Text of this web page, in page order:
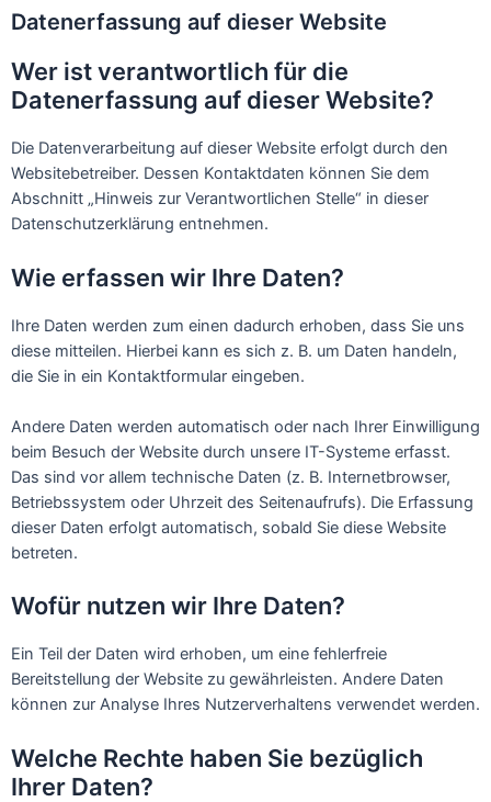
Datenerfassung auf dieser Website
Wer ist verantwortlich für die
Datenerfassung auf dieser Website?
Die Datenverarbeitung auf dieser Website erfolgt durch den
Websitebetreiber. Dessen Kontaktdaten können Sie dem
Abschnitt „Hinweis zur Verantwortlichen Stelle“ in dieser
Datenschutzerklärung entnehmen.
Wie erfassen wir Ihre Daten?
Ihre Daten werden zum einen dadurch erhoben, dass Sie uns
diese mitteilen. Hierbei kann es sich z. B. um Daten handeln,
die Sie in ein Kontaktformular eingeben.
Andere Daten werden automatisch oder nach Ihrer Einwilligung
beim Besuch der Website durch unsere IT-Systeme erfasst.
Das sind vor allem technische Daten (z. B. Internetbrowser,
Betriebssystem oder Uhrzeit des Seitenaufrufs). Die Erfassung
dieser Daten erfolgt automatisch, sobald Sie diese Website
betreten.
Wofür nutzen wir Ihre Daten?
Ein Teil der Daten wird erhoben, um eine fehlerfreie
Bereitstellung der Website zu gewährleisten. Andere Daten
können zur Analyse Ihres Nutzerverhaltens verwendet werden.
Welche Rechte haben Sie bezüglich
Ihrer Daten?